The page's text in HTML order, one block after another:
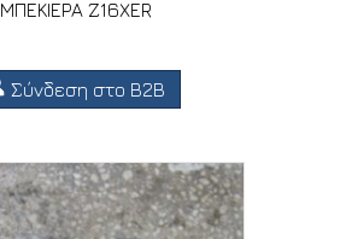
ΜΠΕΚΙΕΡΑ Z16XER
Σύνδεση στο B2B